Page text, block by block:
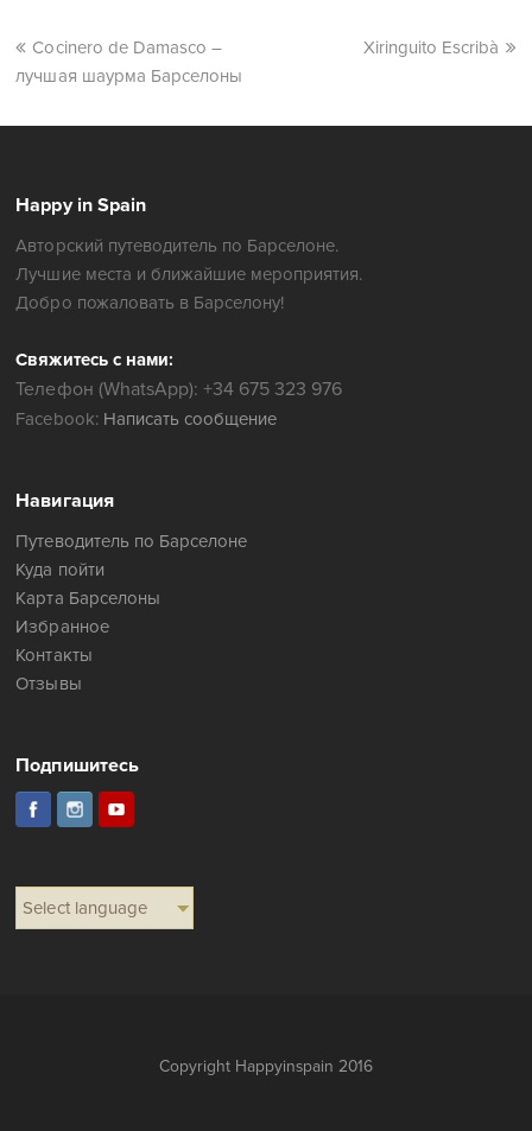
Cocinero de Damasco –
лучшая шаурма Барселоны
Xiringuito Escribà
Happy in Spain
Авторский путеводитель по Барселоне.
Лучшие места и ближайшие мероприятия.
Добро пожаловать в Барселону!
Свяжитесь с нами:
Телефон (WhatsApp): +34 675 323 976
Facebook: Написать сообщение
Навигация
Путеводитель по Барселоне
Куда пойти
Карта Барселоны
Избранное
Контакты
Отзывы
Подпишитесь
Select language
Copyright Happyinspain 2016